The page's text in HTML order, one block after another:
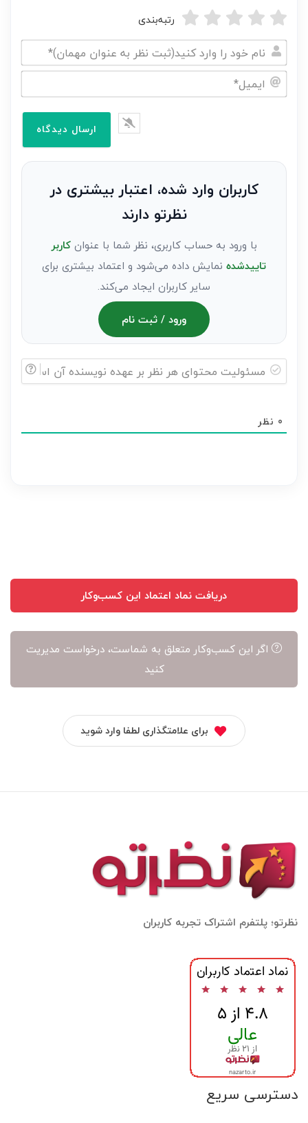
رتبه‌بندی
نام
خود
نظر
کاربران وارد شده، اعتبار بیشتری در
نظرتو دارند
با ورود به حساب کاربری، نظر شما با عنوانکاربر
تاییدشده نمایش داده می‌شود و اعتماد بیشتری برای
سایر کاربران ایجاد می‌کند.
ورود / ثبت نام
هر
0 نظر
دریافت نماد اعتماد این کسب‌وکار
اگر این کسب‌وکار متعلق به شماست، درخواست مدیریت
کنید
برای علامتگذاری لطفا وارد شوید
نظرتو؛ پلتفرم اشتراک تجربه کاربران
دسترسی سریع